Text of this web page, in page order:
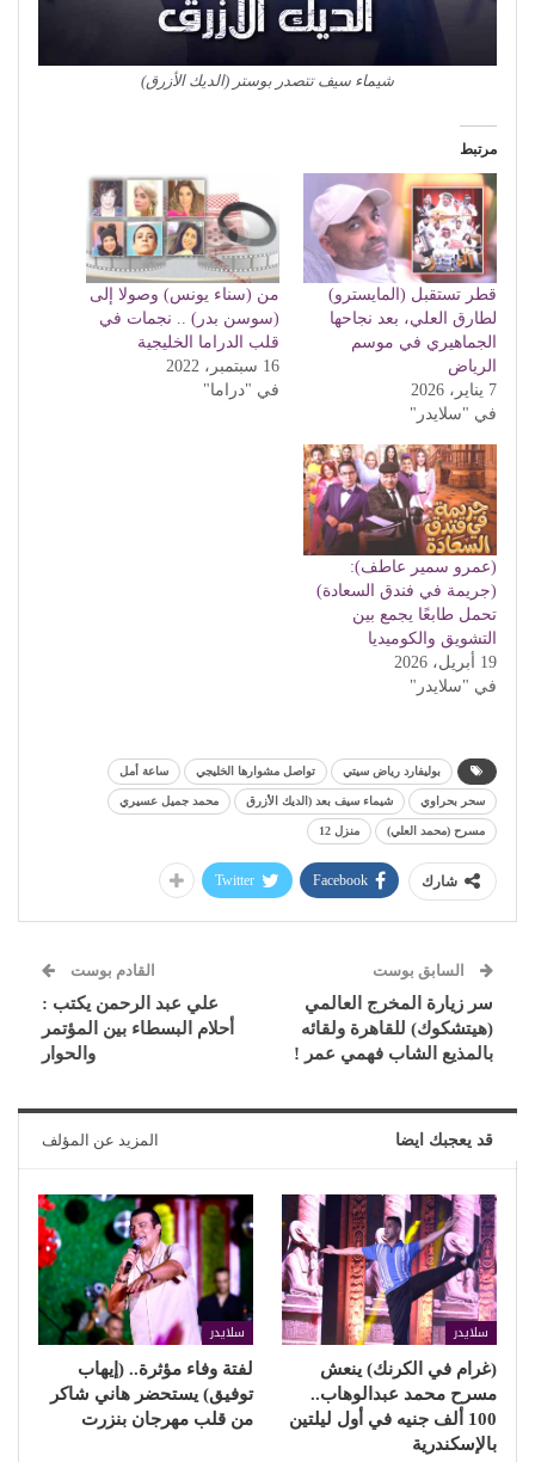
شيماء سيف تتصدر بوستر (الديك الأزرق)
مرتبط
قطر تستقبل (المايسترو)
لطارق العلي، بعد نجاحها
الجماهيري في موسم
الرياض
7 يناير، 2026
في "سلايدر"
من (سناء يونس) وصولا إلى
(سوسن بدر) .. نجمات في
قلب الدراما الخليجية
16 سبتمبر، 2022
في "دراما"
(عمرو سمير عاطف):
(جريمة في فندق السعادة)
تحمل طابعًا يجمع بين
التشويق والكوميديا
19 أبريل، 2026
في "سلايدر"
بوليفارد رياض سيتي تواصل مشوارها الخليجي ساعة أمل
سحر بحراوي شيماء سيف بعد (الديك الأزرق محمد جميل عسيري
مسرح (محمد العلي) منزل 12
شارك Facebook
Twitter
السابق بوست
سر زيارة المخرج العالمي
(هيتشكوك) للقاهرة ولقائه
بالمذيع الشاب فهمي عمر !
القادم بوست
علي عبد الرحمن يكتب :
أحلام البسطاء بين المؤتمر
والحوار
قد يعجبك ايضا المزيد عن المؤلف
سلايدر
(غرام في الكرنك) ينعش
مسرح محمد عبدالوهاب..
100 ألف جنيه في أول ليلتين
بالإسكندرية
سلايدر
لفتة وفاء مؤثرة.. (إيهاب
توفيق) يستحضر هاني شاكر
من قلب مهرجان بنزرت